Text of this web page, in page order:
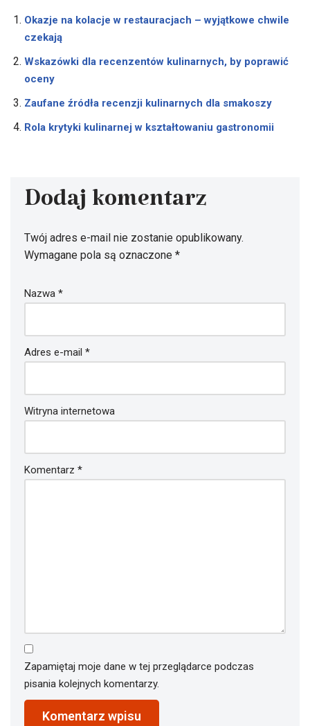
Okazje na kolacje w restauracjach – wyjątkowe chwile
czekają
Wskazówki dla recenzentów kulinarnych, by poprawić
oceny
Zaufane źródła recenzji kulinarnych dla smakoszy
Rola krytyki kulinarnej w kształtowaniu gastronomii
Dodaj komentarz
Twój adres e-mail nie zostanie opublikowany.
Wymagane pola są oznaczone *
Nazwa *
Adres e-mail *
Witryna internetowa
Komentarz *
Zapamiętaj moje dane w tej przeglądarce podczas
pisania kolejnych komentarzy.